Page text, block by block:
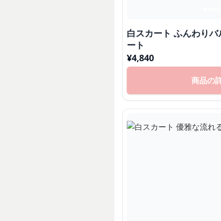
白スカート ふんわり
ート
¥4,840
商品の